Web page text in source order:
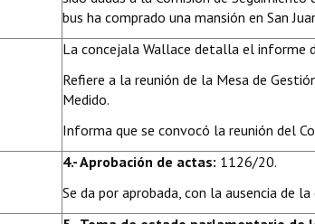
bus ha comprado una mansión en San
La concejala Wallace detalla el informe
Refiere a la reunión de la Mesa de
Medido.
Informa que se convocó la reunión del
4.- Aprobación de actas: 1126/20.
Se da por aprobada, con la ausencia de